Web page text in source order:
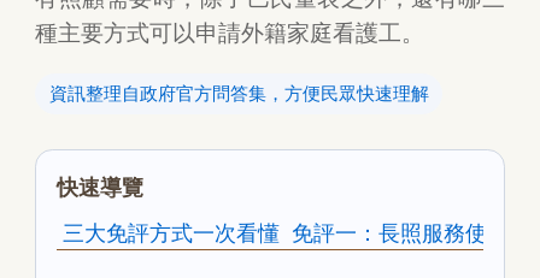
種主要方式可以申請外籍家庭看護工。
資訊整理自政府官方問答集，方便民眾快速理解
快速導覽
三大免評方式一次看懂 免評一：長照服務使用滿